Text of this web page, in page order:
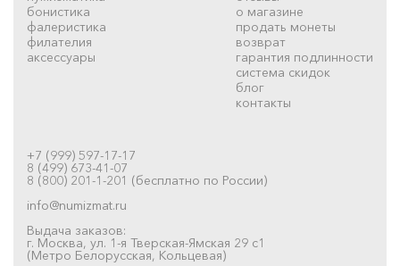
бонистика
фалеристика
филателия
аксессуары
о магазине
продать монеты
возврат
гарантия подлинности
система скидок
блог
контакты
+7 (999) 597-17-17
8 (499) 673-41-07
8 (800) 201-1-201 (бесплатно по России)
info@numizmat.ru
Выдача заказов:
г. Москва, ул. 1-я Тверская-Ямская 29 с1
(Метро Белорусская, Кольцевая)